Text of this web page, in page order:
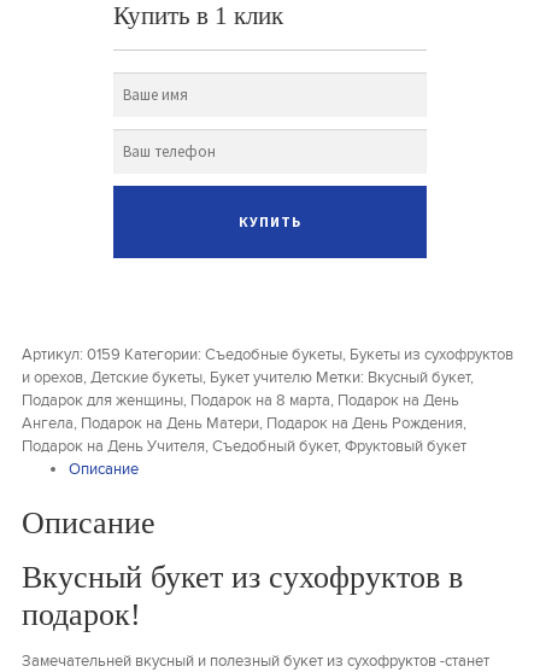
Купить в 1 клик
Артикул:0159 Категории:Съедобные букеты, Букеты из сухофруктов
и орехов,Детские букеты, Букет учителю Метки: Вкусный букет,
Подарок для женщины, Подарок на 8 марта, Подарок на День
Ангела, Подарок на День Матери, Подарок на День Рождения,
Подарок на День Учителя,Съедобный букет,Фруктовый букет
Описание
Описание
Вкусный букет из сухофруктов в
подарок!
Замечательней вкусный и полезный букет из сухофруктов -станет